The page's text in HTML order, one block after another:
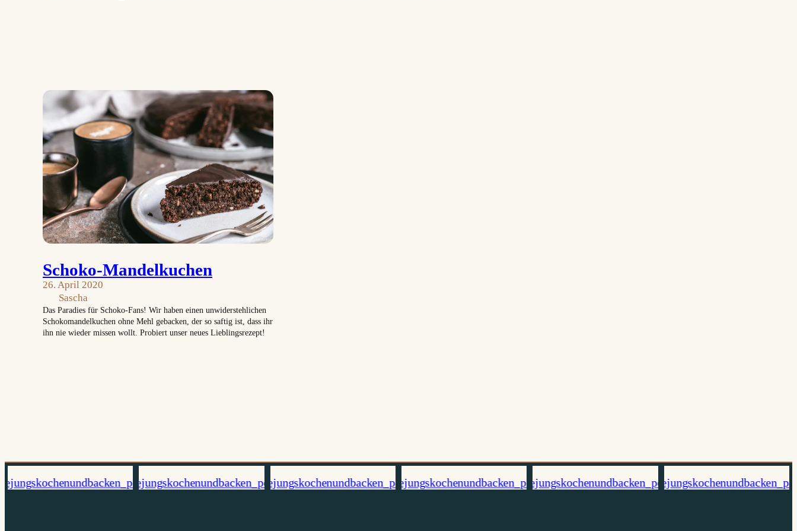
Schoko-Mandelkuchen
26. April 2020
Sascha
Das Paradies für Schoko-Fans! Wir haben einen unwiderstehlichen
Schokomandelkuchen ohne Mehl gebacken, der so saftig ist, dass ihr
ihn nie wieder missen wollt. Probiert unser neues Lieblingsrezept!